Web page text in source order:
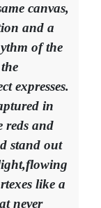
canvas,
and a
of the
expresses.
in
reds and
stand out
like a
never